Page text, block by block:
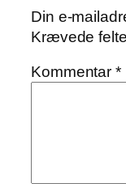
Din e-
Krævede
Kommentar*